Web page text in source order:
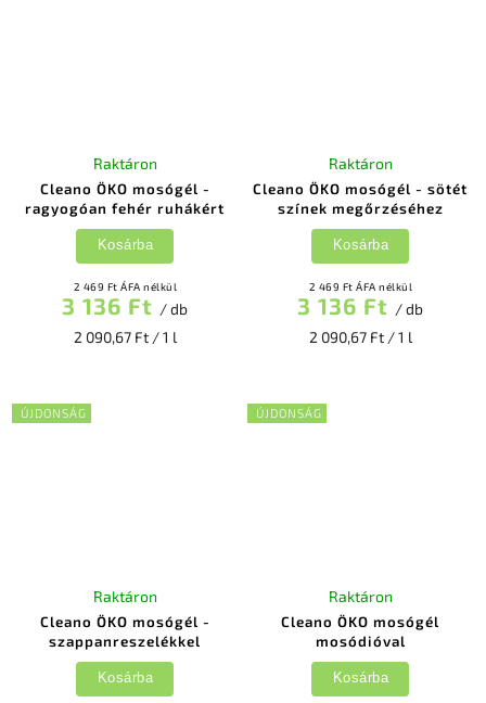
Cleano ÖKO mosógél -
ragyogóan fehér ruhákért
Raktáron
2 469 Ft ÁFA nélkül
3 136 Ft / db
2 090,67 Ft / 1 l
Kosárba
Cleano ÖKO mosógél - sötét
színek megőrzéséhez
Raktáron
2 469 Ft ÁFA nélkül
3 136 Ft / db
2 090,67 Ft / 1 l
Kosárba
ÚJDONSÁG
Cleano ÖKO mosógél -
szappanreszelékkel
Raktáron
Kosárba
ÚJDONSÁG
Cleano ÖKO mosógél
mosódióval
Raktáron
Kosárba